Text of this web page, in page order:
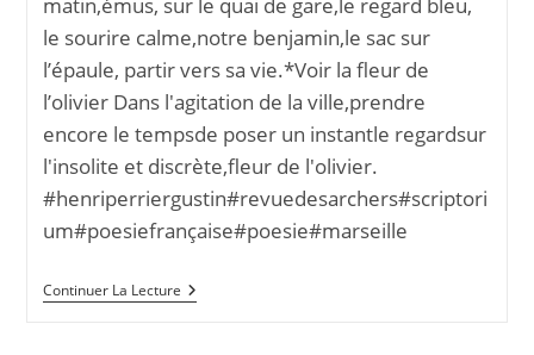
matin,émus, sur le quai de gare,le regard bleu,
le sourire calme,notre benjamin,le sac sur
l’épaule, partir vers sa vie.*Voir la fleur de
l’olivier Dans l'agitation de la ville,prendre
encore le tempsde poser un instantle regardsur
l'insolite et discrète,fleur de l'olivier.
#henriperriergustin#revuedesarchers#scriptori
um#poesiefrançaise#poesie#marseille
Continuer La LectureFaites
De